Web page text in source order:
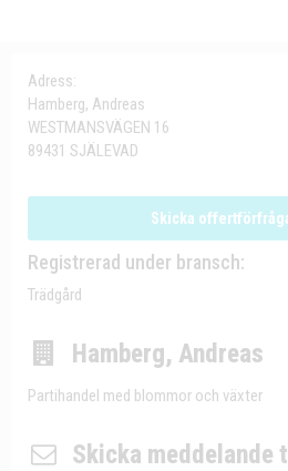
Adress:
Hamberg, Andreas
WESTMANSVÄGEN 16
89431 SJÄLEVAD
Skicka
Registrerad under bransch:
Trädgård
Hamberg, Andreas
Partihandel med blommor och växter
Skicka